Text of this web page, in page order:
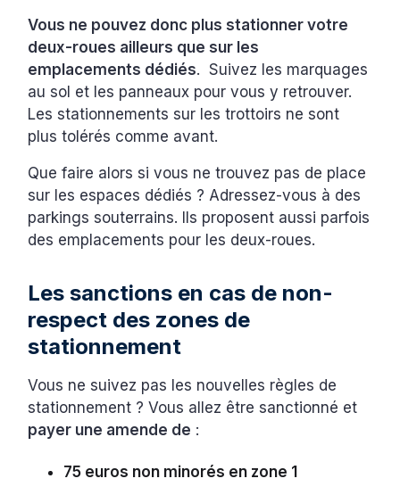
Vous ne pouvez donc plus stationner votre
deux-roues ailleurs que sur les
emplacements dédiés. Suivez les marquages
au sol et les panneaux pour vous y retrouver.
Les stationnements sur les trottoirs ne sont
plus tolérés comme avant.
Que faire alors si vous ne trouvez pas de place
sur les espaces dédiés ? Adressez-vous à des
parkings souterrains. Ils proposent aussi parfois
des emplacements pour les deux-roues.
Les sanctions en cas de non-
respect des zones de
stationnement
Vous ne suivez pas les nouvelles règles de
stationnement ? Vous allez être sanctionné et
payer une amende de :
75 euros non minorés en zone 1